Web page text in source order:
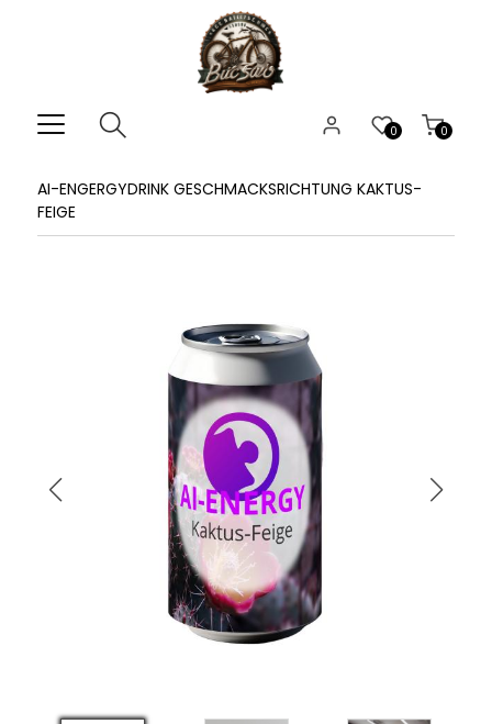
0
0
AI-ENGERGYDRINK GESCHMACKSRICHTUNG KAKTUS-
FEIGE